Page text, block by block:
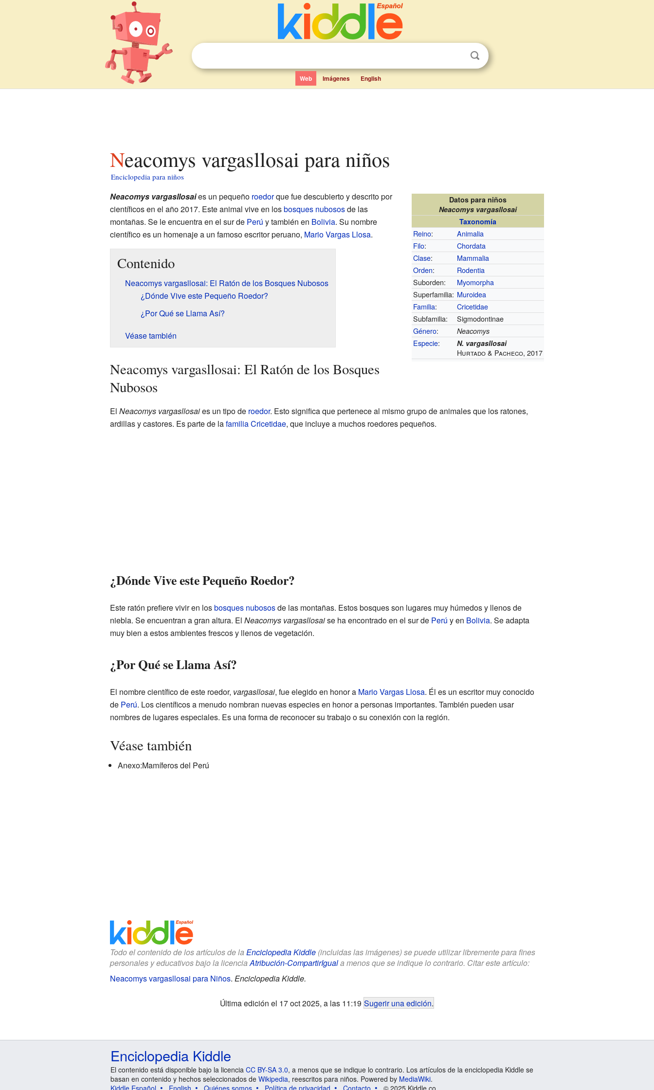
Web Imágenes English
Neacomys vargasllosai para niños
Enciclopedia para niños
Datos para niños
Neacomys vargasllosai
Taxonomía
Reino:
Animalia
Filo:
Chordata
Clase:
Mammalia
Orden:
Rodentia
Suborden:
Myomorpha
Superfamilia: Muroidea
Familia:
Cricetidae
Subfamilia:
Sigmodontinae
Género: Neacomys
Especie: N. vargasllosai
Hurtado & Pacheco, 2017
Neacomys vargasllosaies un pequeño roedorque fue descubierto y descrito por
científicos en el año 2017. Este animal vive en losbosques nubososde las
montañas. Se le encuentra en el sur de Perú y también en Bolivia. Su nombre
científico es un homenaje a un famoso escritor peruano, Mario Vargas Llosa.
Contenido
Neacomys vargasllosai: El Ratón de los Bosques Nubosos
¿Dónde Vive este Pequeño Roedor?
¿Por Qué se Llama Así?
Véase también
Neacomys vargasllosai: El Ratón de los Bosques
Nubosos
El Neacomys vargasllosaies un tipo de roedor. Esto significa que pertenece al mismo grupo de animales que los ratones,
ardillas y castores. Es parte de lafamiliaCricetidae, que incluye a muchos roedores pequeños.
¿Dónde Vive este Pequeño Roedor?
Este ratón prefiere vivir en losbosques nubososde las montañas. Estos bosques son lugares muy húmedos y llenos de
niebla. Se encuentran a gran altura. El Neacomys vargasllosaise ha encontrado en el sur de Perú y en Bolivia. Se adapta
muy bien a estos ambientes frescos y llenos de vegetación.
¿Por Qué se Llama Así?
El nombre científico de este roedor, vargasllosai, fue elegido en honor a Mario Vargas Llosa. Él es un escritor muy conocido
de Perú. Los científicos a menudo nombran nuevas especies en honor a personas importantes. También pueden usar
nombres de lugares especiales. Es una forma de reconocer su trabajo o su conexión con la región.
Véase también
Anexo:Mamíferos del Perú
Todo el contenido de los artículos de la Enciclopedia Kiddle(incluidas las imágenes) se puede utilizar libremente para fines
personales y educativos bajo la licenciaAtribución-CompartirIguala menos que se indique lo contrario. Citar este artículo:
Neacomys vargasllosai para Niños. Enciclopedia Kiddle.
Última edición el 17 oct 2025, a las 11:19 Sugerir una edición.
Enciclopedia Kiddle
El contenido está disponible bajo la licencia CC BY-SA 3.0, a menos que se indique lo contrario. Los artículos de la enciclopedia Kiddle se
basan en contenido y hechos seleccionados de Wikipedia, reescritos para niños. Powered by MediaWiki.